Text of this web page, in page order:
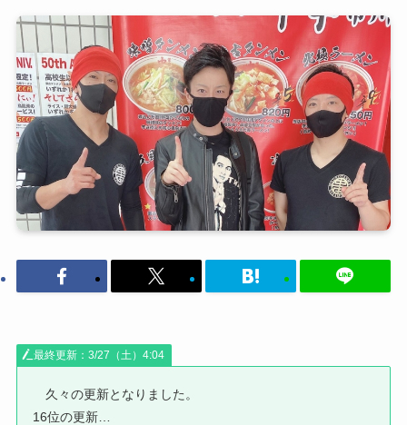
最終更新：3/27（土）4:04
久々の更新となりました。
16位の更新…